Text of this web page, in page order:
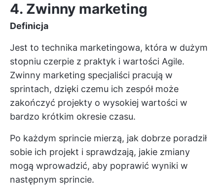
4. Zwinny marketing
Definicja
Jest to technika marketingowa, która w dużym
stopniu czerpie z praktyk i wartości Agile.
Zwinny marketing specjaliści pracują w
sprintach, dzięki czemu ich zespół może
zakończyć projekty o wysokiej wartości w
bardzo krótkim okresie czasu.
Po każdym sprincie mierzą, jak dobrze poradził
sobie ich projekt i sprawdzają, jakie zmiany
mogą wprowadzić, aby poprawić wyniki w
następnym sprincie.